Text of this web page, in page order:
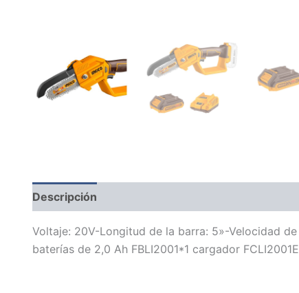
Descripción
Voltaje: 20V-Longitud de la barra: 5»-Velocidad
baterías de 2,0 Ah FBLI2001*1 cargador